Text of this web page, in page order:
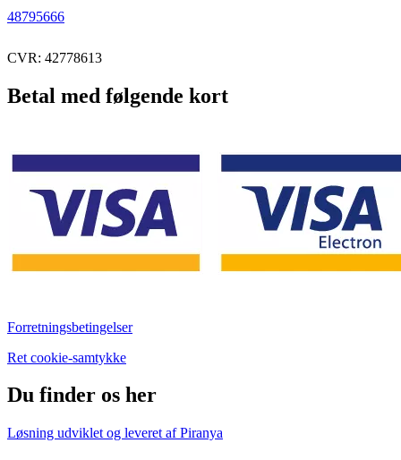
48795666
CVR: 42778613
Betal med følgende kort
Forretningsbetingelser
Ret cookie-samtykke
Du finder os her
Løsning udviklet og leveret afPiranya